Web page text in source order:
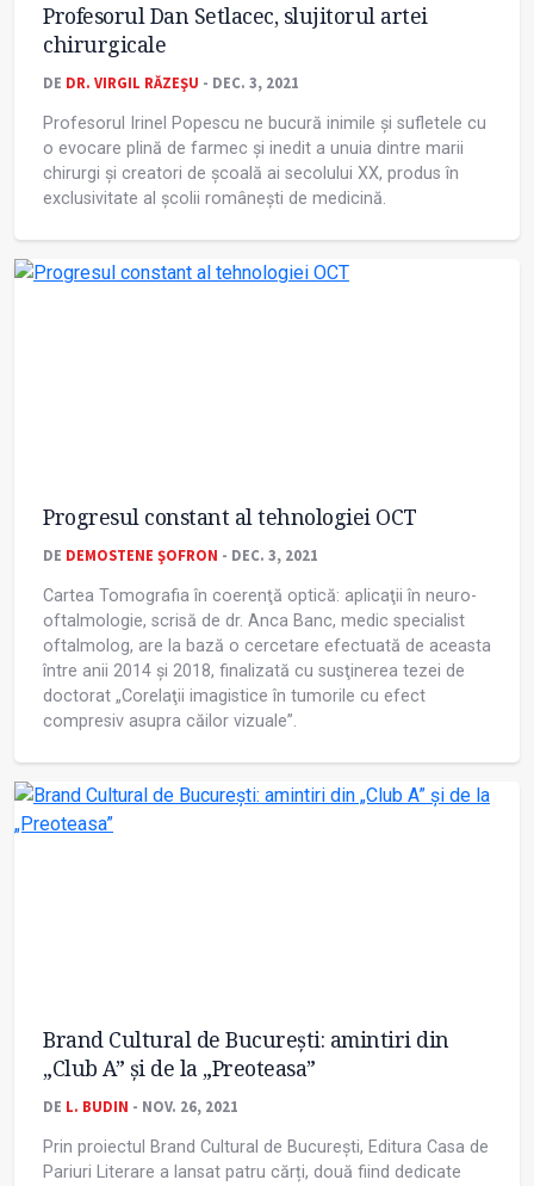
Profesorul Dan Setlacec, slujitorul artei
chirurgicale
DE DR. VIRGIL RĂZEŞU - DEC. 3, 2021
Profesorul Irinel Popescu ne bucură inimile și sufletele cu
o evocare plină de farmec și inedit a unuia dintre marii
chirurgi și creatori de școală ai secolului XX, produs în
exclusivitate al școlii românești de medicină.
Progresul constant al tehnologiei OCT
DE DEMOSTENE ŞOFRON - DEC. 3, 2021
Cartea Tomografia în coerenţă optică: aplicaţii în neuro-
oftalmologie, scrisă de dr. Anca Banc, medic specialist
oftalmolog, are la bază o cercetare efectuată de aceasta
între anii 2014 și 2018, finalizată cu susţinerea tezei de
doctorat „Corelaţii imagistice în tumorile cu efect
compresiv asupra căilor vizuale”.
Brand Cultural de București: amintiri din
„Club A” și de la „Preoteasa”
DE L. BUDIN - NOV. 26, 2021
Prin proiectul Brand Cultural de București, Editura Casa de
Pariuri Literare a lansat patru cărți, două fiind dedicate